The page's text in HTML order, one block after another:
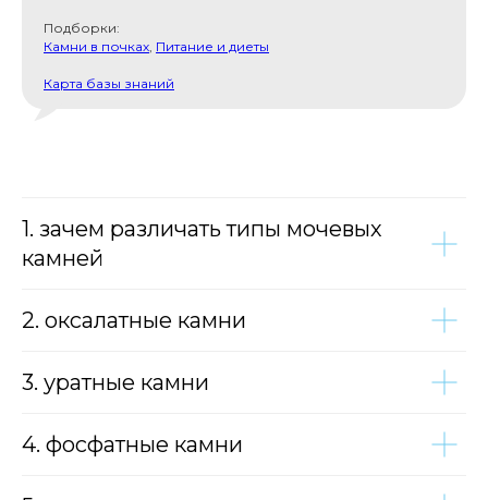
Подборки:
Камни в почках, Питание и диеты
Карта базы знаний
1. зачем различать типы мочевых
камней
2. оксалатные камни
3. уратные камни
4. фосфатные камни